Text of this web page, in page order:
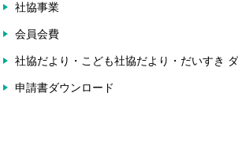
社協事業
会員会費
社協だより・こども社協だより・だいすき
申請書ダウンロード